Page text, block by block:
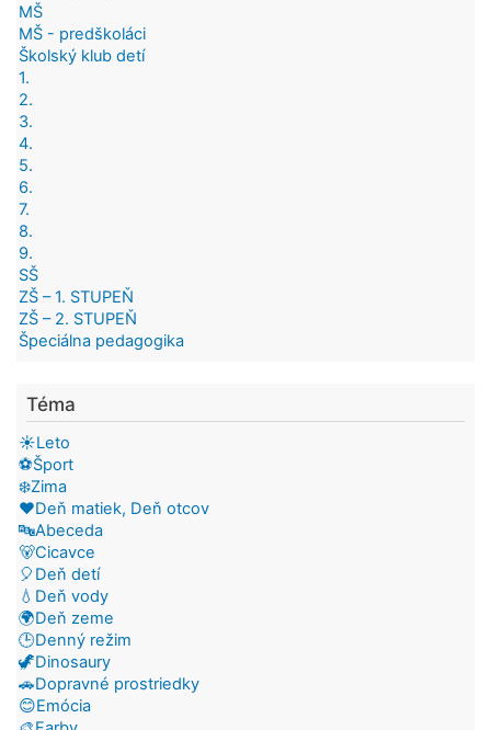
MŠ
MŠ - predškoláci
Školský klub detí
1.
2.
3.
4.
5.
6.
7.
8.
9.
SŠ
ZŠ – 1. STUPEŇ
ZŠ – 2. STUPEŇ
Špeciálna pedagogika
Téma
☀️Leto
⚽Šport
❄️Zima
❤️Deň matiek, Deň otcov
🔤Abeceda
🐻Cicavce
🎈Deň detí
💧Deň vody
🌍Deň zeme
🕒Denný režim
🦖Dinosaury
🚗Dopravné prostriedky
😊Emócia